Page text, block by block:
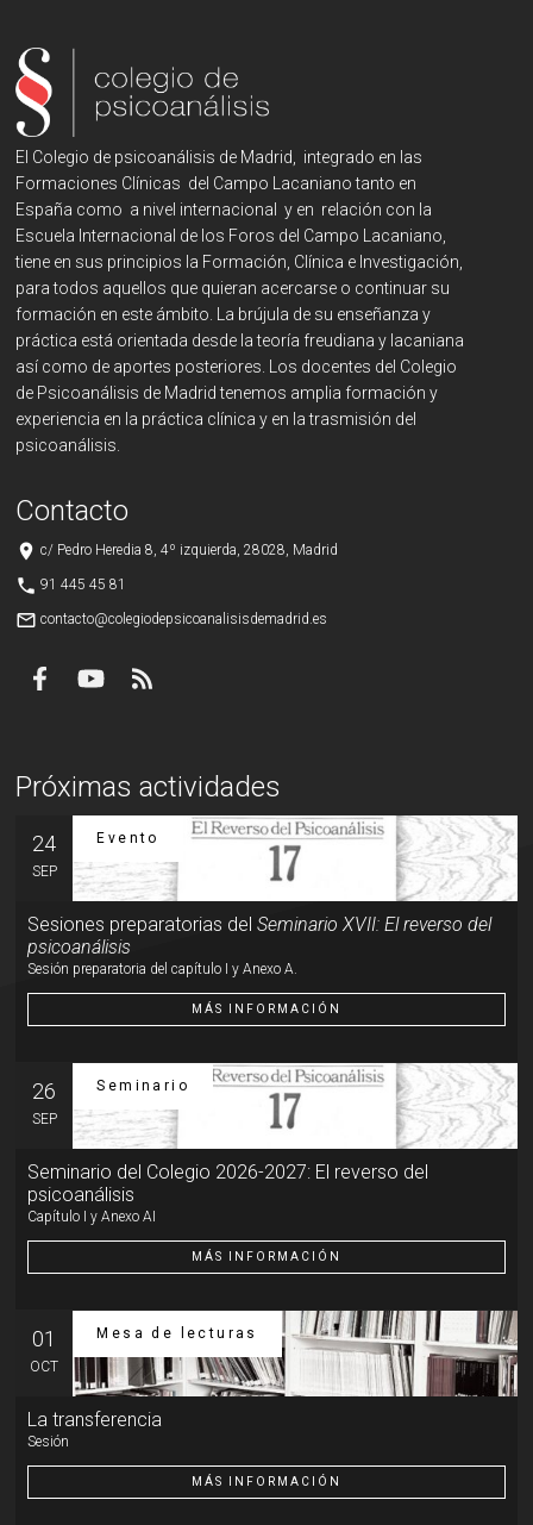
El Colegio de psicoanálisis de Madrid, integrado en las
Formaciones Clínicas del Campo Lacaniano tanto en
España como a nivel internacional y en relación con la
Escuela Internacional de los Foros del Campo Lacaniano,
tiene en sus principios la Formación, Clínica e Investigación,
para todos aquellos que quieran acercarse o continuar su
formación en este ámbito. La brújula de su enseñanza y
práctica está orientada desde la teoría freudiana y lacaniana
así como de aportes posteriores. Los docentes del Colegio
de Psicoanálisis de Madrid tenemos amplia formación y
experiencia en la práctica clínica y en la trasmisión del
psicoanálisis.
Contacto
place c/ Pedro Heredia 8, 4º izquierda, 28028, Madrid
phone 91 445 45 81
mail_outline contacto@colegiodepsicoanalisisdemadrid.es
Próximas actividades
24
SEP
Evento
Sesiones preparatorias delSeminario XVII: El reverso del
psicoanálisis
Sesión preparatoria del capítulo I y Anexo A.
MÁS INFORMACIÓN
26
SEP
Seminario
Seminario del Colegio 2026-2027: El reverso del
psicoanálisis
Capítulo I y Anexo AI
MÁS INFORMACIÓN
01
OCT
Mesa de lecturas
La transferencia
Sesión
MÁS INFORMACIÓN